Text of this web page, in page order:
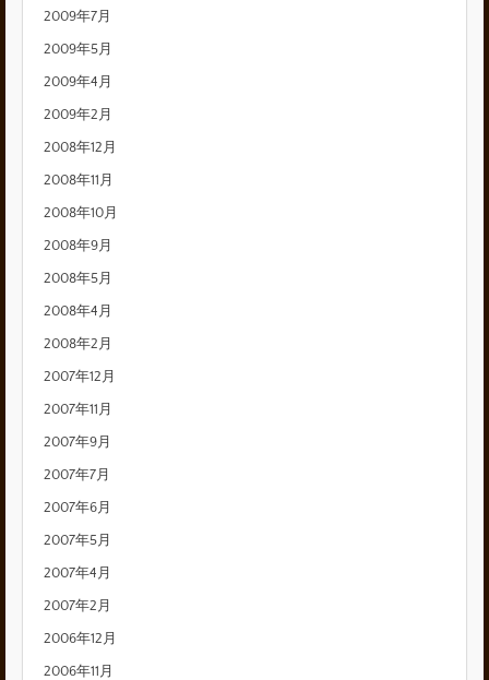
2009年7月
2009年5月
2009年4月
2009年2月
2008年12月
2008年11月
2008年10月
2008年9月
2008年5月
2008年4月
2008年2月
2007年12月
2007年11月
2007年9月
2007年7月
2007年6月
2007年5月
2007年4月
2007年2月
2006年12月
2006年11月